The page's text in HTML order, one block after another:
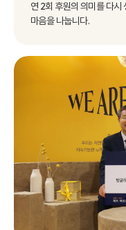
연 2회 후원의 의미를 다시
마음을 나눕니다.